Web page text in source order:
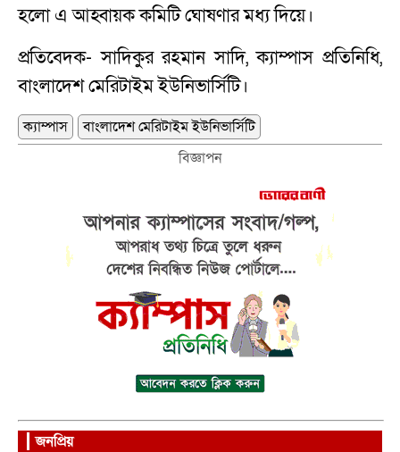
হলো এ আহ্বায়ক কমিটি ঘোষণার মধ্য দিয়ে।
প্রতিবেদক- সাদিকুর রহমান সাদি, ক্যাম্পাস প্রতিনিধি,
বাংলাদেশ মেরিটাইম ইউনিভার্সিটি।
ক্যাম্পাস
বাংলাদেশ মেরিটাইম ইউনিভার্সিটি
বিজ্ঞাপন
জনপ্রিয়